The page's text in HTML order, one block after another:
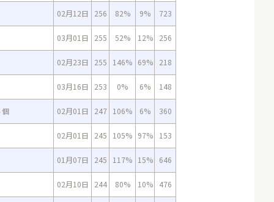
02月12日 256 82% 9% 723
03月01日 255 52% 12% 256
02月23日 255 146% 69% 218
03月16日 253 0% 6% 148
02月01日 247 106% 6% 360
02月01日 245 105% 97% 153
01月07日 245 117% 15% 646
02月10日 244 80% 10% 476